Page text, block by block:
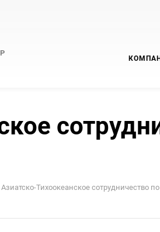
Азиатско-Тихоокеанское сотрудничество